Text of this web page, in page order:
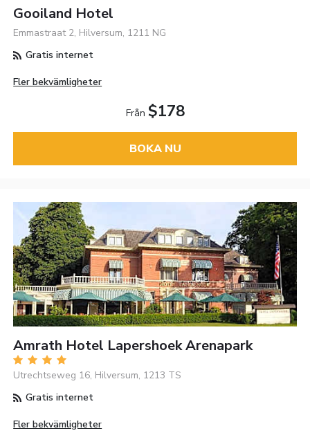
Gooiland Hotel
Emmastraat 2, Hilversum, 1211 NG
Gratis internet
Fler bekvämligheter
Från $178
BOKA NU
Amrath Hotel Lapershoek Arenapark
Utrechtseweg 16, Hilversum, 1213 TS
Gratis internet
Fler bekvämligheter